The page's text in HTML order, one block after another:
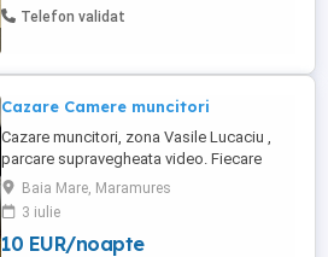
Telefon validat
Cazare Camere muncitori
Cazare muncitori, zona Vasile Lucaciu ,
parcare supravegheata video. Fiecare
camera are baie proprie, TV si wifi,
balcon, terasă, bar. Camere de 2-6
persoane 50lei persoană zi
Baia Mare, Maramures
3 iulie
10 EUR/noapte